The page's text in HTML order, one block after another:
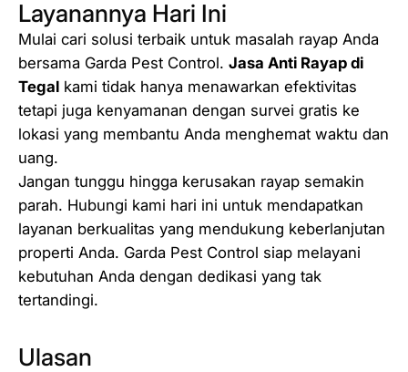
Layanannya Hari Ini
Mulai cari solusi terbaik untuk masalah rayap Anda
bersama Garda Pest Control. Jasa Anti Rayap di
Tegal kami tidak hanya menawarkan efektivitas
tetapi juga kenyamanan dengan survei gratis ke
lokasi yang membantu Anda menghemat waktu dan
uang.
Jangan tunggu hingga kerusakan rayap semakin
parah. Hubungi kami hari ini untuk mendapatkan
layanan berkualitas yang mendukung keberlanjutan
properti Anda. Garda Pest Control siap melayani
kebutuhan Anda dengan dedikasi yang tak
tertandingi.
Ulasan